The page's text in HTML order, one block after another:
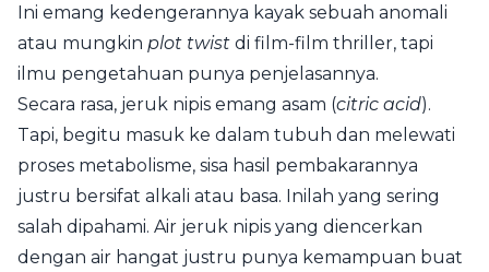
Ini emang kedengerannya kayak sebuah anomali
atau mungkin plot twist di film-film thriller, tapi
ilmu pengetahuan punya penjelasannya.
Secara rasa, jeruk nipis emang asam (citric acid).
Tapi, begitu masuk ke dalam tubuh dan melewati
proses metabolisme, sisa hasil pembakarannya
justru bersifat alkali atau basa. Inilah yang sering
salah dipahami. Air jeruk nipis yang diencerkan
dengan air hangat justru punya kemampuan buat